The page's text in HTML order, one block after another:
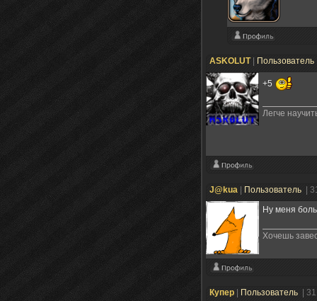
ASKOLUT| Пользователь
+5
Легче
J@kua Пользователь
|
Ну меня
Хочешь
Купер Пользователь
|